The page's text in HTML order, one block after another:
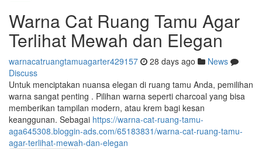
Warna Cat Ruang Tamu Agar
Terlihat Mewah dan Elegan
warnacatruangtamuagarter429157 28 days ago
News
Discuss
Untuk menciptakan nuansa elegan di ruang tamu Anda, pemilihan
warna sangat penting . Pilihan warna seperti charcoal yang bisa
memberikan tampilan modern, atau krem bagi kesan
keanggunan. Sebagai https://warna-cat-ruang-tamu-
aga645308.bloggin-ads.com/65183831/warna-cat-ruang-tamu-
agar-terlihat-mewah-dan-elegan